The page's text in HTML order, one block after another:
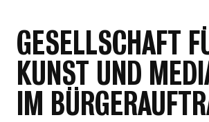
GESELLSCHAFT
KUNST UND
IM